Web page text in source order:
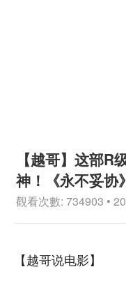
【越哥】这部
神！《永不妥协》
觀看次數: 734903 •
【越哥说电影】